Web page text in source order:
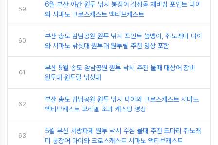
59
6월 부산 야간 원투 낚시 붕장어 감성돔 채비법 포인트 다이
와 시마노 크로스캐스트 액티브캐스트
60
부산 송도 암남공원 원투 낚시 포인트 쏨뱅이, 쥐노래미 다이
와 시마노 낚싯대 원투대 원투릴 추천 영상 포함
61
부산 5월 송도 암남공원 원투 낚시 추천 물때 대상어 장비
원투대 원투릴 낚싯대
62
부산 송도 암남공원 원투 낚시 다이와 크로스캐스트 시마노
액티브캐스트 보리멸 조과 캐스팅 영상
63
5월 부산 서방파제 원투 낚시 수심 물때 추천 도다리 쥐노래
미 붕장어 다이와 크로스캐스트 시마노 액티브캐스트